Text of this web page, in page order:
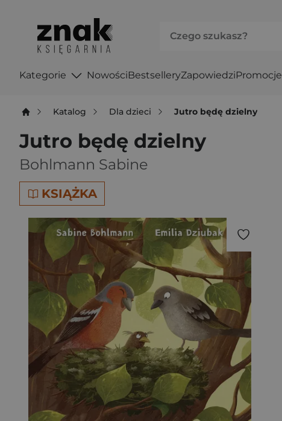
Kategorie NowościBestselleryZapowiedziPromocje
Katalog Dla dzieci Jutro będę dzielny
Jutro będę dzielny
Bohlmann Sabine
KSIĄŻKA